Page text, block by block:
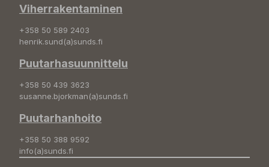
Viherrakentaminen
+358 50 589 2403
henrik.sund(a)sunds.fi
Puutarhasuunnittelu
+358 50 439 3623
susanne.bjorkman(a)sunds.fi
Puutarhanhoito
+358 50 388 9592
info(a)sunds.fi